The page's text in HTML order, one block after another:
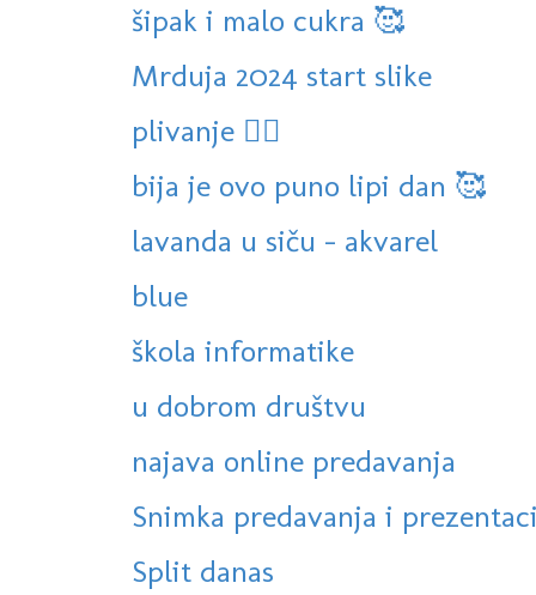
šipak i malo cukra 🥰
Mrduja 2024 start slike
plivanje 🏊‍♀️
bija je ovo puno lipi dan 🥰
lavanda u siču - akvarel
blue
škola informatike
u dobrom društvu
najava online predavanja
Snimka predavanja i
Split danas